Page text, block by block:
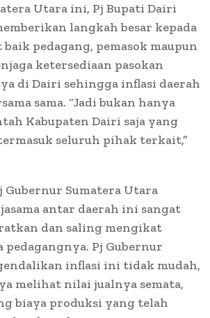
Utara ini, Pj Bupati Dairi
langkah besar kepada
pedagang, pemasok maupun
ketersediaan pasokan
di Dairi sehingga inflasi daerah
sama. “Jadi bukan hanya
Kabupaten Dairi saja yang
seluruh pihak terkait,”
Gubernur Sumatera Utara
antar daerah ini sangat
dan saling mengikat
pedagangnya. Pj Gubernur
inflasi ini tidak mudah,
melihat nilai jualnya semata,
biaya produksi yang telah